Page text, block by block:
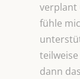
verplant
fühle
dann